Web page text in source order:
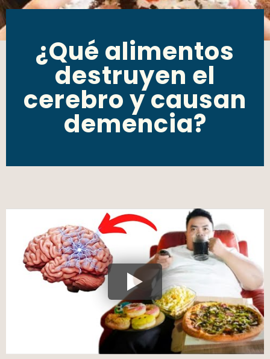
¿Qué alimentos
destruyen el
cerebro y causan
demencia?